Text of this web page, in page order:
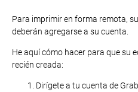
Para imprimir en forma remota,
deberán agregarse a su cuenta.
He aquí cómo hacer para que su
recién creada:
Dirígete a tu cuenta de